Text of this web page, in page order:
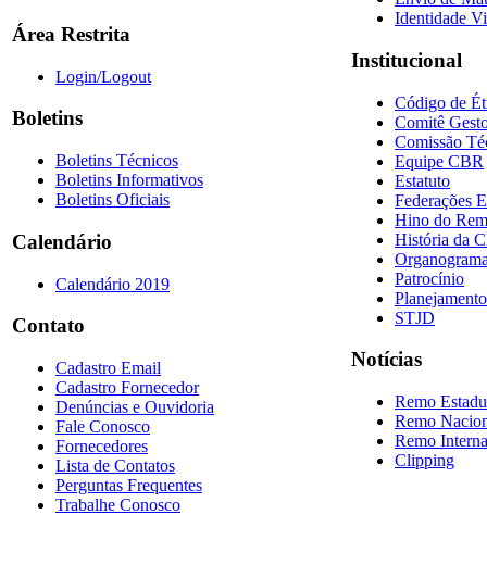
Área Restrita
Login/Logout
Boletins
Boletins Técnicos
Boletins Informativos
Boletins Oficiais
Calendário
Calendário 2019
Contato
Cadastro Email
Cadastro Fornecedor
Denúncias e Ouvidoria
Fale Conosco
Fornecedores
Lista de Contatos
Perguntas Frequentes
Trabalhe Conosco
Identidade
Institucional
Código de
Comitê
Comissão
Equipe CBR
Estatuto
Federações
Hino do
História da
Patrocínio
STJD
Notícias
Remo
Remo
Remo
Clipping